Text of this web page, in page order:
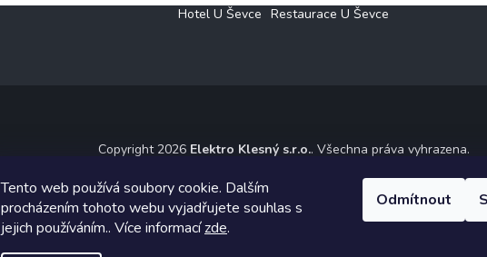
Tento web používá soubory cookie. Dalším
procházením tohoto webu vyjadřujete souhlas s
jejich používáním.. Více informacízde.
Odmítnout
Hotel U Ševce Restaurace U Ševce
Copyright 2026 Elektro Klesný s.r.o.. Všechna práva vyhrazena.
Tomáš Hlad&